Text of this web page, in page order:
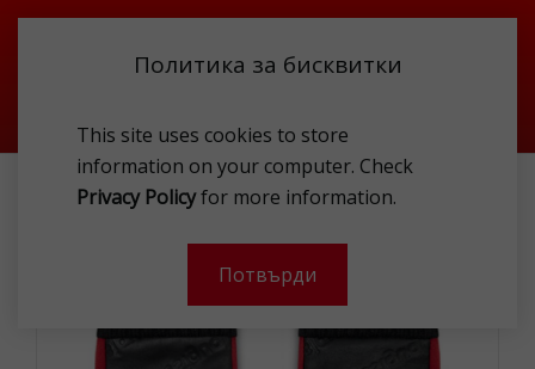
Политика за бисквитки
This site uses cookies to store
information on your computer. Check
Privacy Policyfor more information.
Потвърди
DESIGUAL 22WAAL03 2000 GLO